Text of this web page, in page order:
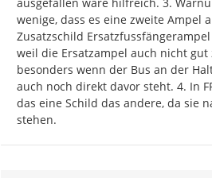
wenige, dass es eine zweite Ampel
Zusatzschild
weil die Ersatzampel auch nicht gut
besonders wenn der Bus an der
auch noch direkt davor steht. 4. In
das eine Schild das andere, da sie
stehen.